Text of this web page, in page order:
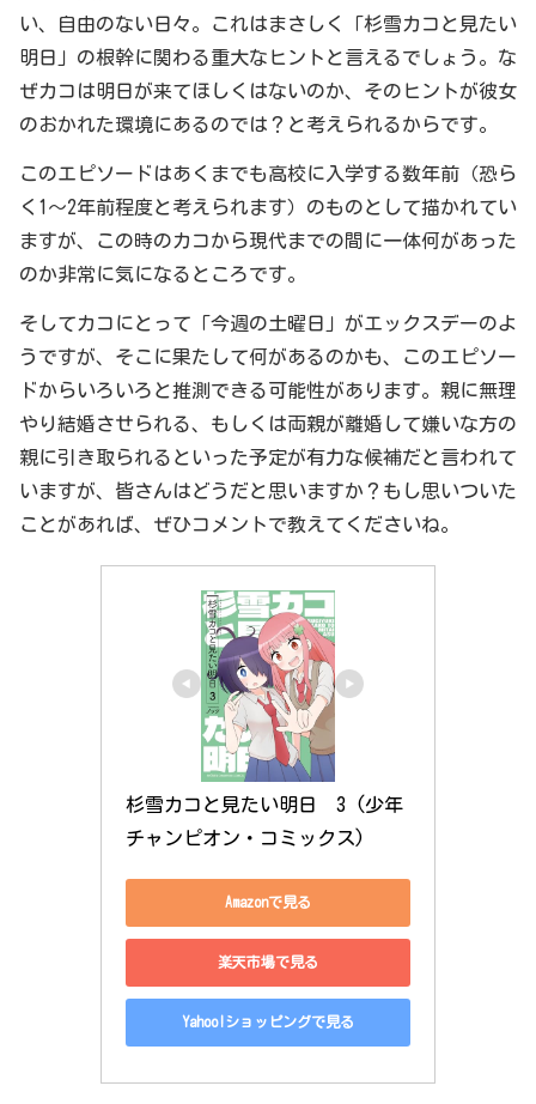
い、自由のない日々。これはまさしく「杉雪カコと見たい
明日」の根幹に関わる重大なヒントと言えるでしょう。な
ぜカコは明日が来てほしくはないのか、そのヒントが彼女
のおかれた環境にあるのでは？と考えられるからです。
このエピソードはあくまでも高校に入学する数年前（恐ら
く1～2年前程度と考えられます）のものとして描かれてい
ますが、この時のカコから現代までの間に一体何があった
のか非常に気になるところです。
そしてカコにとって「今週の土曜日」がエックスデーのよ
うですが、そこに果たして何があるのかも、このエピソー
ドからいろいろと推測できる可能性があります。親に無理
やり結婚させられる、もしくは両親が離婚して嫌いな方の
親に引き取られるといった予定が有力な候補だと言われて
いますが、皆さんはどうだと思いますか？もし思いついた
ことがあれば、ぜひコメントで教えてくださいね。
杉雪カコと見たい明日　3 (少年
チャンピオン・コミックス)
Amazonで見る
楽天市場で見る
Yahoo!ショッピングで見る